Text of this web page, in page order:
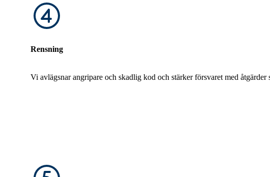
Rensning
Vi avlägsnar angripare och skadlig kod och stärker försvaret med